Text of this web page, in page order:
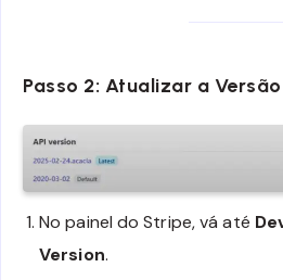
Passo 2: Atualizar a
No painel do Stripe, vá até
Version.